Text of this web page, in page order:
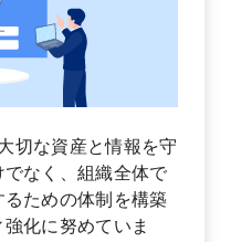
切な資産と情報を守
なく、組織全体で
ための体制を構築
化に努めていま